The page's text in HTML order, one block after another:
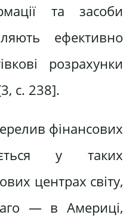
та засоби
ефективно
розрахунки
с. 238].
фінансових
у таких
центрах світу,
— в Америці,